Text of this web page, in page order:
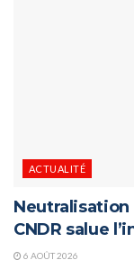
ACTUALITÉ
Neutralisation
CNDR salue
6 AOÛT 2026